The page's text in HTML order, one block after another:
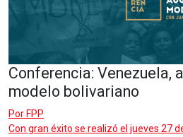
Conferencia: Venezuela,
modelo bolivariano
Por FPP
Con gran éxito se realizó el jueves 27